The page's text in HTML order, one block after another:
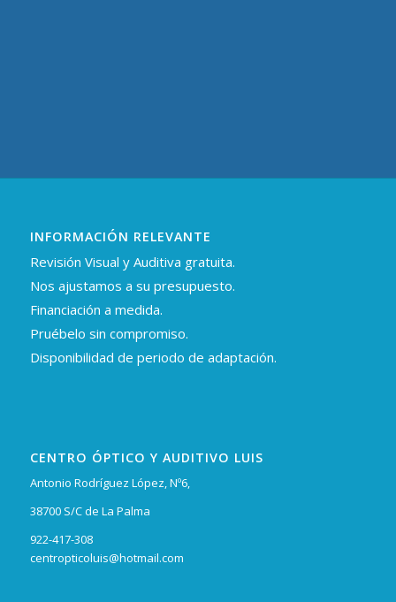
INFORMACIÓN RELEVANTE
Revisión Visual y Auditiva gratuita.
Nos ajustamos a su presupuesto.
Financiación a medida.
Pruébelo sin compromiso.
Disponibilidad de periodo de adaptación.
CENTRO ÓPTICO Y AUDITIVO LUIS
Antonio Rodríguez López, Nº6,
38700 S/C de La Palma
922-417-308
centropticoluis@hotmail.com